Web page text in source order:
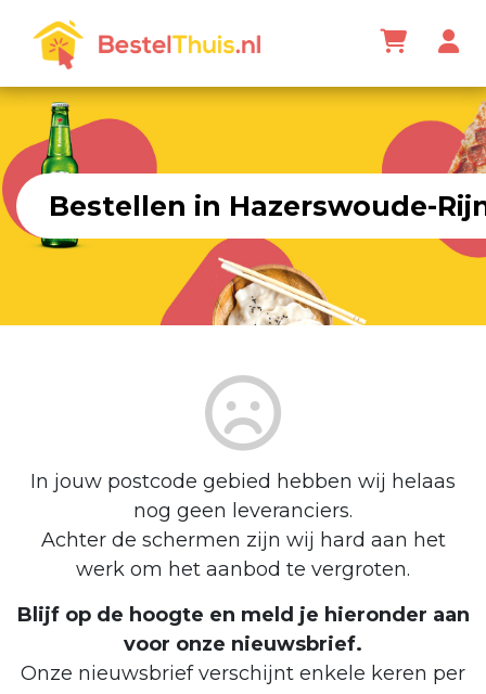
Bestellen in Hazerswoude-
In jouw postcode gebied hebben wij helaas
nog geen leveranciers.
Achter de schermen zijn wij hard aan het
werk om het aanbod te vergroten.
Blijf op de hoogte en meld je hieronder aan
voor onze nieuwsbrief.
Onze nieuwsbrief verschijnt enkele keren per